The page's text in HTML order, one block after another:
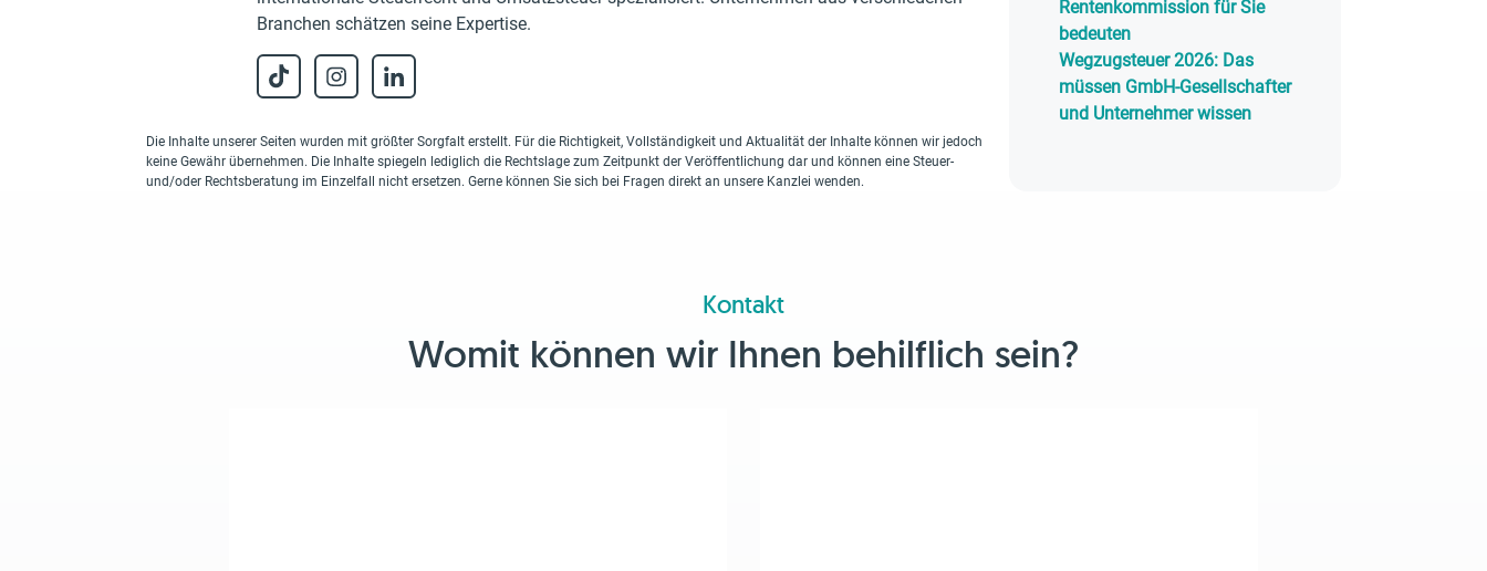
Branchen schätzen seine Expertise.
Die Inhalte unserer Seiten wurden mit größter Sorgfalt erstellt. Für die Richtigkeit, Vollständigkeit und Aktualität der Inhalte können wir jedoch
keine Gewähr übernehmen. Die Inhalte spiegeln lediglich die Rechtslage zum Zeitpunkt der Veröffentlichung dar und können eine Steuer-
und/oder Rechtsberatung im Einzelfall nicht ersetzen. Gerne können Sie sich bei Fragen direkt an unsere Kanzlei wenden.
Rentenkommission für Sie
bedeuten
Wegzugsteuer 2026: Das
müssen GmbH-Gesellschafter
und Unternehmer wissen
Kontakt
Womit können wir Ihnen behilflich sein?